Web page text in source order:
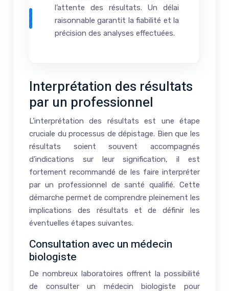
l’attente des résultats. Un délai
raisonnable garantit la fiabilité et la
précision des analyses effectuées.
Interprétation des résultats
par un professionnel
L’interprétation des résultats est une étape
cruciale du processus de dépistage. Bien que les
résultats soient souvent accompagnés
d’indications sur leur signification, il est
fortement recommandé de les faire interpréter
par un professionnel de santé qualifié. Cette
démarche permet de comprendre pleinement les
implications des résultats et de définir les
éventuelles étapes suivantes.
Consultation avec un médecin
biologiste
De nombreux laboratoires offrent la possibilité
de consulter un médecin biologiste pour